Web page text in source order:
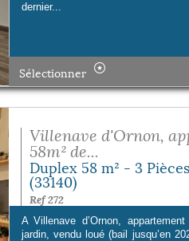
dernier...
Sélectionner
Villenave d'Ornon,
58m² de...
Duplex 58 m² - 3
(33140)
Ref 272
A Villenave d’Ornon,
jardin, vendu loué (bail jusqu’en